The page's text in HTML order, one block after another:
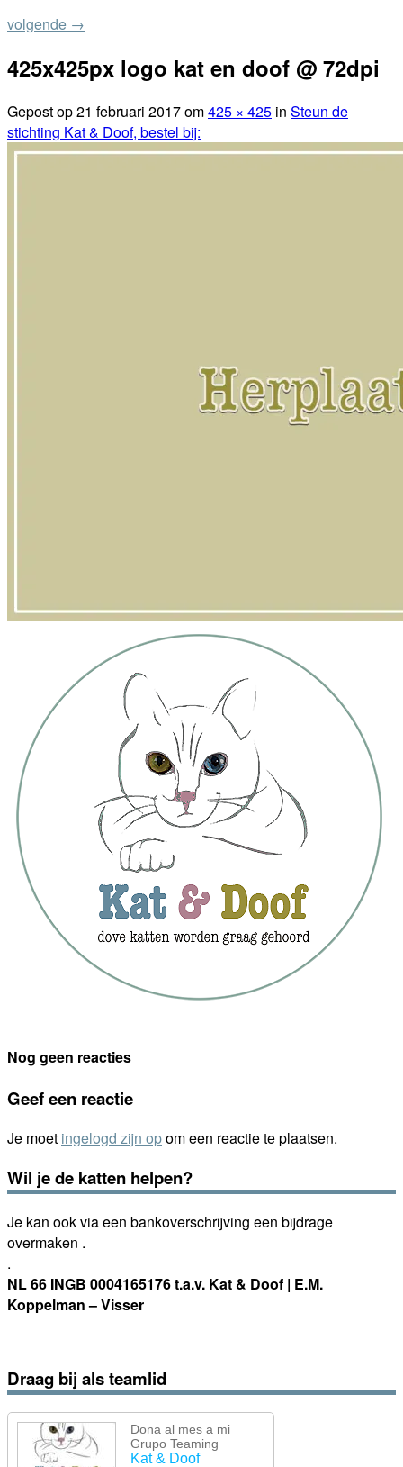
volgende →
425x425px logo kat en doof @ 72dpi
Gepost op21 februari 2017om425 × 425 in Steun de
stichting Kat & Doof, bestel bij:
Nog geen reacties
Geef een reactie
Je moet ingelogd zijn opom een reactie te plaatsen.
Wil je de katten helpen?
Je kan ook via een bankoverschrijving een bijdrage
overmaken .
.
NL 66 INGB 0004165176 t.a.v. Kat & Doof | E.M.
Koppelman – Visser
Draag bij als teamlid